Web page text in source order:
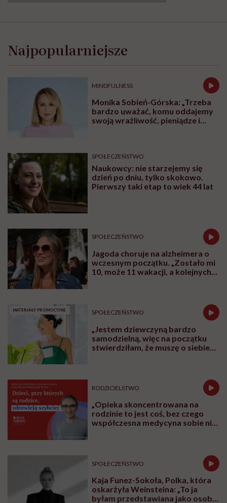
Najpopularniejsze
MINDFULNESS
Monika Sobień-Górska: „Trzeba
bardzo uważać, komu oddajemy
swoją wrażliwość, pieniądze i
SPOŁECZEŃSTWO
Naukowcy: nie starzejemy się
dzień po dniu, tylko skokowo.
Pierwszy taki etap to wiek 44 lat
SPOŁECZEŃSTWO
Jagoda choruje na alzheimera o
wczesnym początku. „Zostało mi
10, może 11 wakacji, a kolejnych
MATERIAŁY PROMOCYJNE SPOŁECZEŃSTWO
„Jestem dziewczyną bardzo
samodzielną, więc na początku
stwierdziłam, że muszę o siebie
RODZICIELSTWO
„Opieka skoncentrowana na
rodzinie to jest coś, bez czego
współczesna medycyna sobie nie
SPOŁECZEŃSTWO
Kaja Funez-Sokoła, Polka, która
oskarżyła Weinsteina: „To ja
byłam przedstawiana jako osoba,